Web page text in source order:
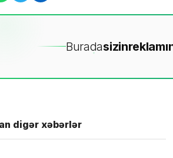
Buradasizin
digər xəbərlər